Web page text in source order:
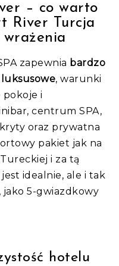
– co warto
River Turcja
zapewnia bardzo
luksusowe, warunki
i
centrum SPA,
oraz prywatna
pakiet jak na
i za tą
idealnie, ale i tak
5-gwiazdkowy
hotelu